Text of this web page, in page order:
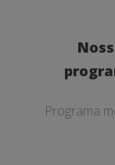
Programa